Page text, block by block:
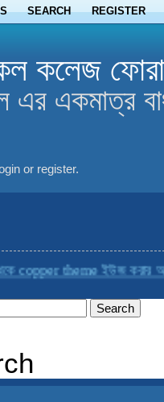
SEARCH REGISTER
কলেজ
এর একমাত্র
or register.
theme ইউজ করার